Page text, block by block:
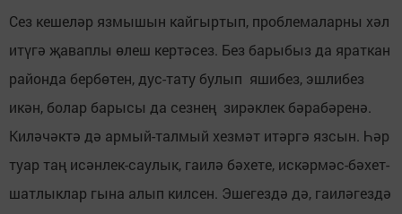
Сез кешеләр язмышын кайгыртып, проблемаларны хәл
итүгә җаваплы өлеш кертәсез. Без барыбыз да яраткан
районда бербөтен, дус-тату булып яшибез, эшлибез
икән, болар барысы да сезнең зирәклек бәрабәренә.
Киләчәктә дә армый-талмый хезмәт итәргә язсын. Һәр
туар таң исәнлек-саулык, гаилә бәхете, искәрмәс-бәхет-
шатлыклар гына алып килсен. Эшегездә дә, гаиләгездә